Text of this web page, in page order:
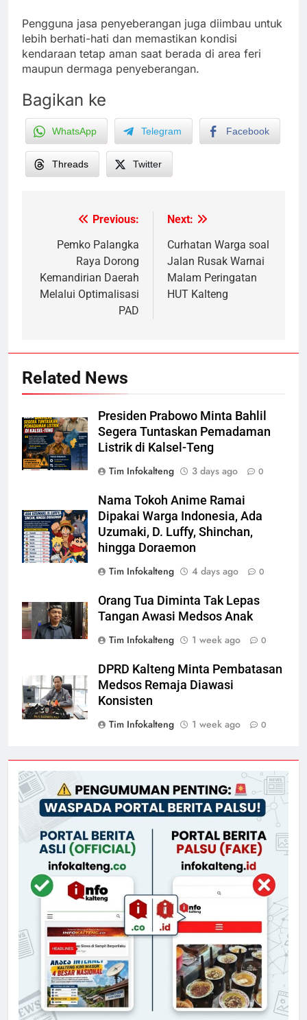
Pengguna jasa penyeberangan juga diimbau untuk
lebih berhati-hati dan memastikan kondisi
kendaraan tetap aman saat berada di area feri
maupun dermaga penyeberangan.
Bagikan ke
WhatsApp Telegram Facebook
Threads Twitter
navigation
Previous:
Pemko Palangka
Raya Dorong
Kemandirian Daerah
Melalui Optimalisasi
PAD
Next:
Curhatan Warga soal
Jalan Rusak Warnai
Malam Peringatan
HUT Kalteng
Related News
Presiden Prabowo Minta Bahlil
Segera Tuntaskan Pemadaman
Listrik di Kalsel-Teng
Tim Infokalteng
3 days ago 0
Nama Tokoh Anime Ramai
Dipakai Warga Indonesia, Ada
Uzumaki, D. Luffy, Shinchan,
hingga Doraemon
Tim Infokalteng
4 days ago 0
Orang Tua Diminta Tak Lepas
Tangan Awasi Medsos Anak
Tim Infokalteng
1 week ago 0
DPRD Kalteng Minta Pembatasan
Medsos Remaja Diawasi
Konsisten
Tim Infokalteng
1 week ago 0